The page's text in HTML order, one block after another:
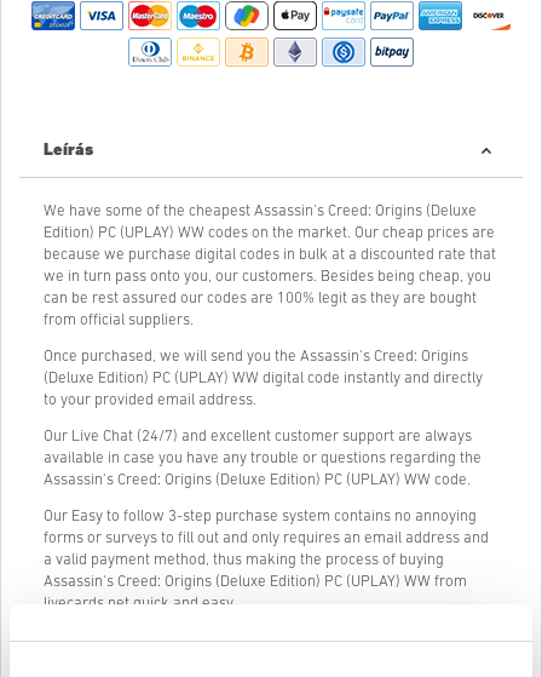
Leírás
We have some of the cheapest Assassin's Creed: Origins (Deluxe
Edition) PC (UPLAY) WW codes on the market. Our cheap prices are
because we purchase digital codes in bulk at a discounted rate that
we in turn pass onto you, our customers. Besides being cheap, you
can be rest assured our codes are 100% legit as they are bought
from official suppliers.
Once purchased, we will send you the Assassin's Creed: Origins
(Deluxe Edition) PC (UPLAY) WW digital code instantly and directly
to your provided email address.
Our Live Chat (24/7) and excellent customer support are always
available in case you have any trouble or questions regarding the
Assassin's Creed: Origins (Deluxe Edition) PC (UPLAY) WW code.
Our Easy to follow 3-step purchase system contains no annoying
forms or surveys to fill out and only requires an email address and
a valid payment method, thus making the process of buying
Assassin's Creed: Origins (Deluxe Edition) PC (UPLAY) WW from
livecards.net quick and easy.